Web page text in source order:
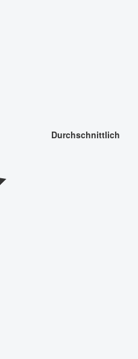
Durchschnittlich